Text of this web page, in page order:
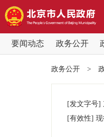
要闻动态 政务公开
政务公开 >
[发文字号]
[有效性]